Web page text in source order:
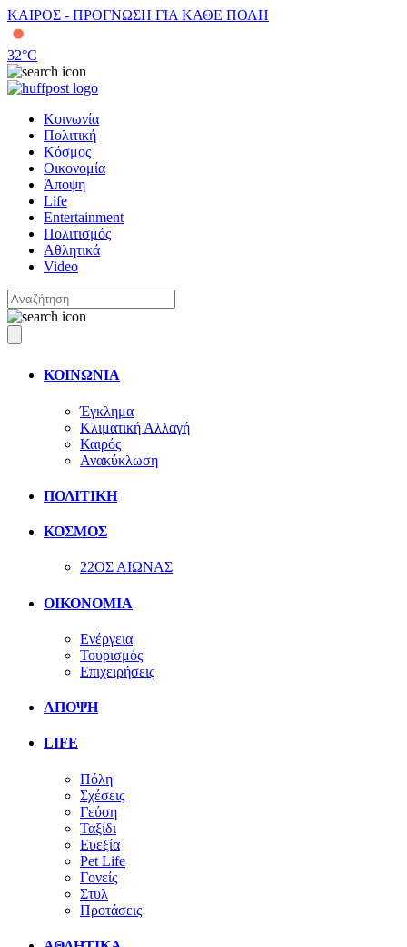
ΚΑΙΡΟΣ - ΠΡΟΓΝΩΣΗ ΓΙΑ ΚΑΘΕ ΠΟΛΗ
32°C
Κοινωνία
Πολιτική
Κόσμος
Οικονομία
Άποψη
Life
Entertainment
Πολιτισμός
Αθλητικά
Video
ΚΟΙΝΩΝΙΑ
Έγκλημα
Κλιματική Αλλαγή
Καιρός
Ανακύκλωση
ΠΟΛΙΤΙΚΗ
ΚΟΣΜΟΣ
22ΟΣ ΑΙΩΝΑΣ
ΟΙΚΟΝΟΜΙΑ
Ενέργεια
Τουρισμός
Επιχειρήσεις
ΑΠΟΨΗ
LIFE
Πόλη
Σχέσεις
Γεύση
Ταξίδι
Ευεξία
Pet Life
Γονείς
Στυλ
Προτάσεις